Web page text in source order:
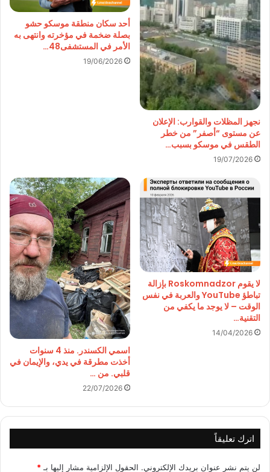
نجهز المظلات والقوارب: الإعلان
عن مستوى “أصفر” من خطر
الطقس في موسكو بسبب…
19/07/2026
أحد سكان منطقة موسكو حشو
بصلة ضخمة في مؤخرته وانتهى به
الأمر في المستشفى48…
19/06/2026
لا يقوم Roskomnadzor بإزالة
تباطؤ YouTube والعربة في نفس
الوقت – لا يوجد ما يكفي من
التقنية…
14/04/2026
اسمي الكسندر. منذ 4 سنوات
أخذت مطرقة في يدي، والإيمان في
قلبي. من …
22/07/2026
اترك تعليقاً
لن يتم نشر عنوان بريدك الإلكتروني. الحقول الإلزامية مشار إليها بـ *